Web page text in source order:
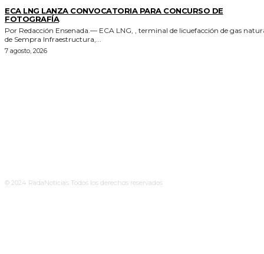
ECA LNG LANZA CONVOCATORIA PARA CONCURSO DE
FOTOGRAFÍA
Por Redacción Ensenada.— ECA LNG, , terminal de licuefacción de gas natural
de Sempra Infraestructura,...
7 agosto, 2026
© 2024 RadaNoticias Todos los derechos reservados